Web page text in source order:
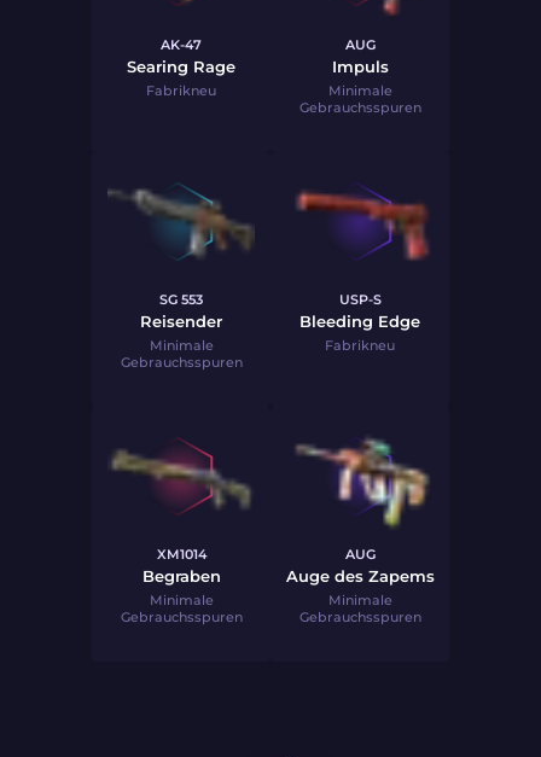
AK-47
Searing Rage
Fabrikneu
AUG
Impuls
Minimale
Gebrauchsspuren
SG 553
Reisender
Minimale
Gebrauchsspuren
USP-S
Bleeding Edge
Fabrikneu
XM1014
Begraben
Minimale
Gebrauchsspuren
AUG
Auge des Zapems
Minimale
Gebrauchsspuren